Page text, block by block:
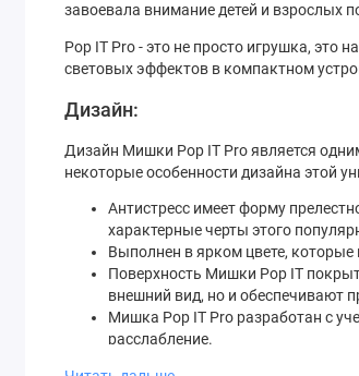
завоевала внимание детей и взрослых
Pop IT Pro - это не просто игрушка,
световых эффектов в компактном
Дизайн:
Дизайн Мишки Pop IT Pro является
некоторые особенности дизайна этой
Антистресс имеет форму
характерные черты этого
Выполнен в ярком цвете,
Поверхность Мишки Pop IT
внешний вид, но и обеспечивают
Мишка Pop IT Pro разработан с
расслабление.